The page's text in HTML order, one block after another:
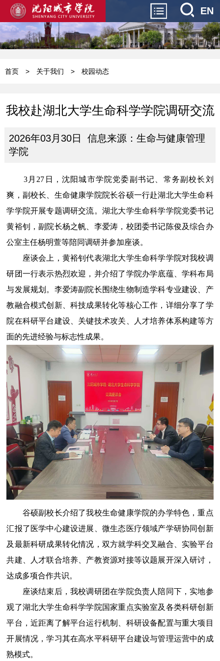
EN
首页 > 关于我们 > 校园动态
我校赴湖北大学生命科学学院调研交流
2026年03月30日 信息来源：生命与健康管理
学院
3月27日， 沈阳城市学院党委副书记、常务副校长刘
爽，副校长、生命健康学院院长谷硕一行赴湖北大学生命科
学学院开展专题调研交流。湖北大学生命科学学院党委书记
黄裕钊，副院长杨之帆、李爱涛，校团委书记陈俊及综合办
公室主任杨明萱等陪同调研并参加座谈。
座谈会上，黄裕钊代表湖北大学生命科学学院对我校调
研团一行表示热烈欢迎，并介绍了学院办学底蕴、学科布局
与发展规划。李爱涛副院长围绕生物制造学科专业建设、产
教融合模式创新、科技成果转化等核心工作，详细分享了学
院在科研平台建设、关键技术攻关、人才培养体系构建等方
面的先进经验与标志性成果。
谷硕副校长介绍了我校生命健康学院的办学特色，重点
汇报了医学中心建设进展、微生态医疗领域产学研协同创新
及最新科研成果转化情况，双方就学科交叉融合、实验平台
共建、人才联合培养、产教资源对接等议题展开深入研讨，
达成多项合作共识。
座谈结束后，我校调研团在学院负责人陪同下，实地参
观了湖北大学生命科学学院国家重点实验室及各类科研创新
平台，近距离了解平台运行机制、科研设备配置与重大项目
开展情况，学习其在高水平科研平台建设与管理运营中的成
熟模式。